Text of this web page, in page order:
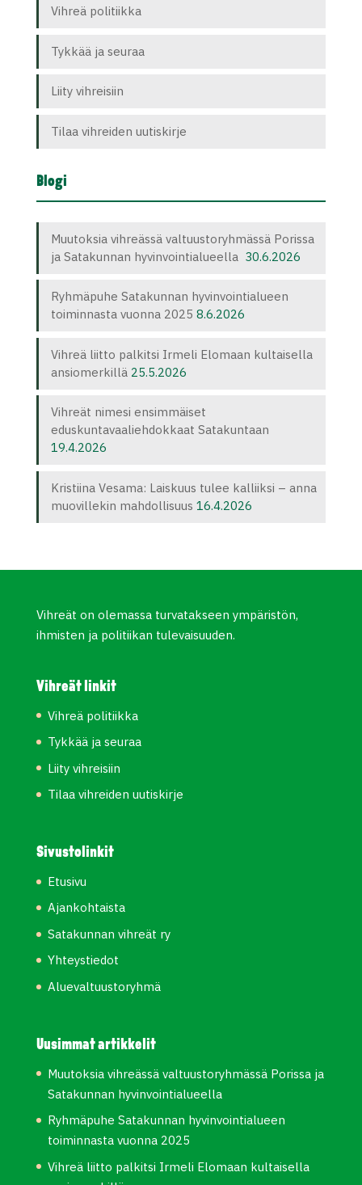
Vihreä politiikka
Tykkää ja seuraa
Liity vihreisiin
Tilaa vihreiden uutiskirje
Blogi
Muutoksia vihreässä valtuustoryhmässä Porissa
ja Satakunnan hyvinvointialueella 30.6.2026
Ryhmäpuhe Satakunnan hyvinvointialueen
toiminnasta vuonna 2025 8.6.2026
Vihreä liitto palkitsi Irmeli Elomaan kultaisella
ansiomerkillä 25.5.2026
Vihreät nimesi ensimmäiset
eduskuntavaaliehdokkaat Satakuntaan
19.4.2026
Kristiina Vesama: Laiskuus tulee kalliiksi – anna
muovillekin mahdollisuus 16.4.2026
Vihreät on olemassa turvatakseen ympäristön,
ihmisten ja politiikan tulevaisuuden.
Vihreät linkit
Vihreä politiikka
Tykkää ja seuraa
Liity vihreisiin
Tilaa vihreiden uutiskirje
Sivustolinkit
Etusivu
Ajankohtaista
Satakunnan vihreät ry
Yhteystiedot
Aluevaltuustoryhmä
Uusimmat artikkelit
Muutoksia vihreässä valtuustoryhmässä Porissa ja
Satakunnan hyvinvointialueella
Ryhmäpuhe Satakunnan hyvinvointialueen
toiminnasta vuonna 2025
Vihreä liitto palkitsi Irmeli Elomaan kultaisella